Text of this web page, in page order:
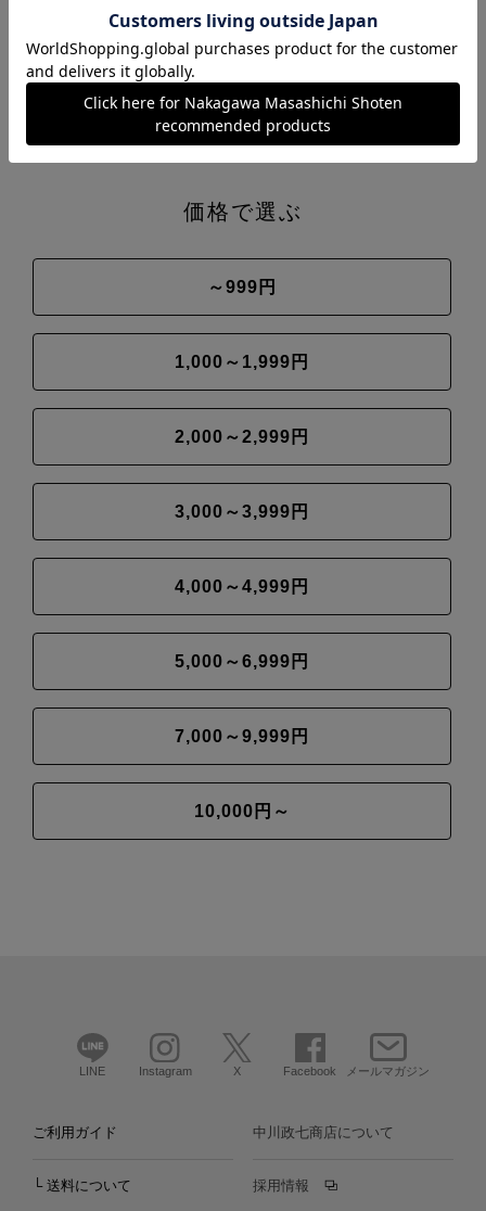
不祝儀を残さないように、との思いから「あ
とに残らないもの」が好まれる法事や香典の
お返し。消耗品のふきんやタオル、お茶やコ
ーヒーなどの消えものを中心に揃えました。
価格で選ぶ
～999円
1,000～1,999円
2,000～2,999円
3,000～3,999円
4,000～4,999円
5,000～6,999円
7,000～9,999円
10,000円～
LINE Instagram X Facebook メールマガジン
ご利用ガイド
└ 送料について
中川政七商店について
採用情報